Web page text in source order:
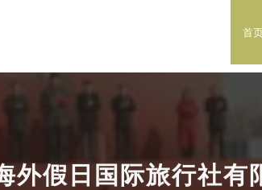
首
外假日国际旅行社有